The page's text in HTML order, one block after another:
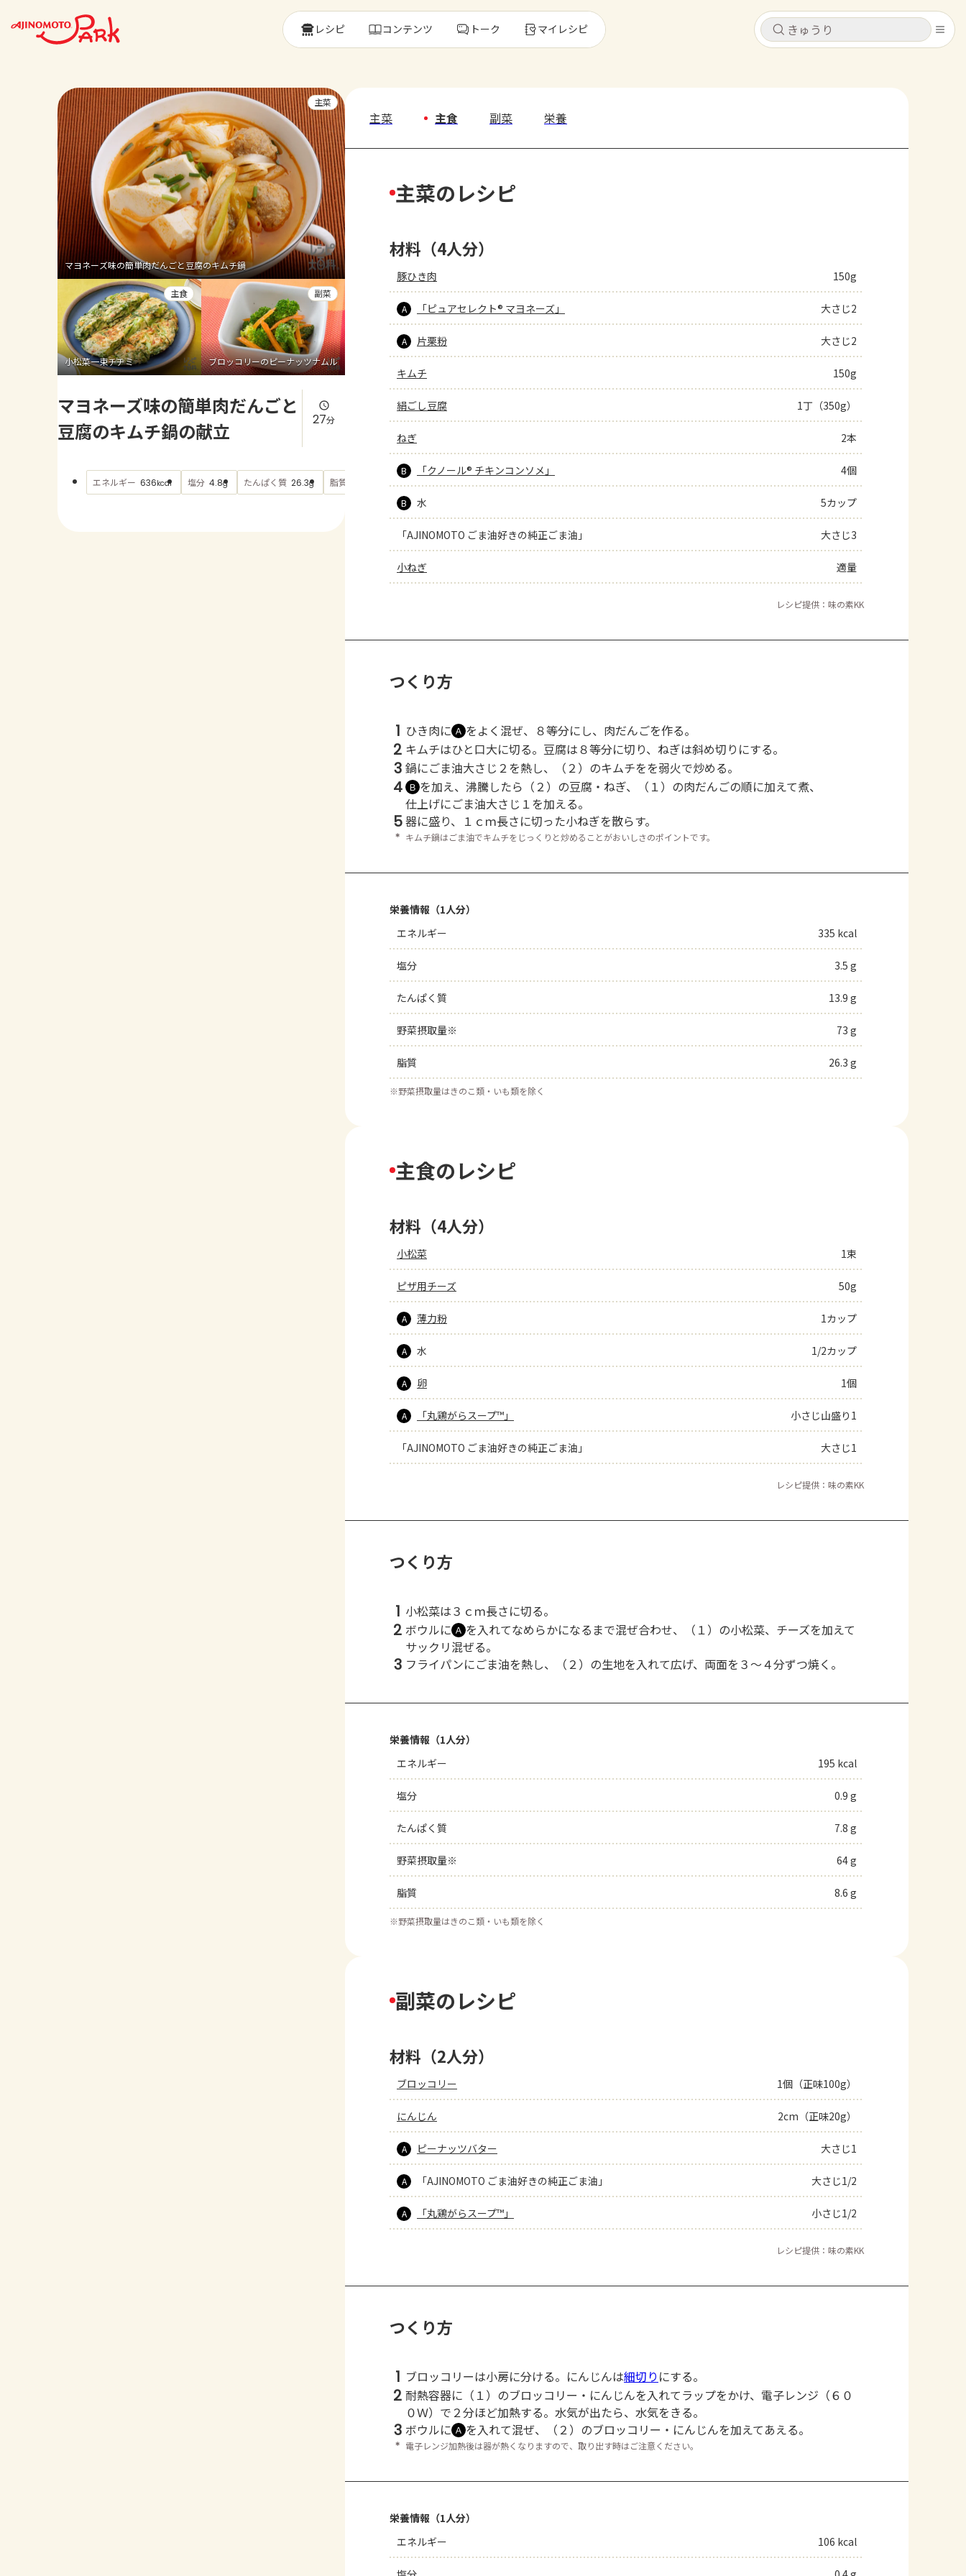
キャンセル
よくあるお問い合わせ
お買い物
キャンセル
レシピ コンテンツ トーク マイレシピ
マヨネーズ味の簡単肉だんごと豆腐のキムチ鍋
主菜
小松菜一束チヂミ
主食
ブロッコリーのピーナッツナムル
副菜
マヨネーズ味の簡単肉だんごと
豆腐のキムチ鍋の献立
27分
エネルギー 636kcal 塩分 4.8g たんぱく質 26.3g 脂質 もっと見る
主菜 主食 副菜 栄養
主菜のレシピ
材料（4人分）
豚ひき肉 150g
A 「ピュアセレクト® マヨネーズ」 大さじ2
A 片栗粉 大さじ2
キムチ 150g
絹ごし豆腐 1丁（350g）
ねぎ 2本
B 「クノール® チキンコンソメ」 4個
B 水 5カップ
「AJINOMOTO ごま油好きの純正ごま油」 大さじ3
小ねぎ 適量
レシピ提供：味の素KK
つくり方
1 ひき肉に Ａ をよく混ぜ、８等分にし、肉だんごを作る。
2 キムチはひと口大に切る。豆腐は８等分に切り、ねぎは斜め切りにする。
3 鍋にごま油大さじ２を熱し、（２）のキムチをを弱火で炒める。
4 Ｂ を加え、沸騰したら（２）の豆腐・ねぎ、（１）の肉だんごの順に加えて煮、
仕上げにごま油大さじ１を加える。
5器に盛り、１ｃｍ長さに切った小ねぎを散らす。
＊ キムチ鍋はごま油でキムチをじっくりと炒めることがおいしさのポイントです。
栄養情報（1人分）
エネルギー
335 kcal
塩分 3.5 g
たんぱく質 13.9 g
野菜摂取量※ 73 g
脂質 26.3 g
※野菜摂取量はきのこ類・いも類を除く
主食のレシピ
材料（4人分）
小松菜 1束
ピザ用チーズ 50g
A 薄力粉 1カップ
A 水 1/2カップ
A 卵 1個
A 「丸鶏がらスープ™」 小さじ山盛り1
「AJINOMOTO ごま油好きの純正ごま油」 大さじ1
レシピ提供：味の素KK
つくり方
1 小松菜は３ｃｍ長さに切る。
2 ボウルに Ａ を入れてなめらかになるまで混ぜ合わせ、（１）の小松菜、チーズを加えて
サックリ混ぜる。
3 フライパンにごま油を熱し、（２）の生地を入れて広げ、両面を３～４分ずつ焼く。
栄養情報（1人分）
エネルギー
195 kcal
塩分 0.9 g
たんぱく質 7.8 g
野菜摂取量※ 64 g
脂質 8.6 g
※野菜摂取量はきのこ類・いも類を除く
副菜のレシピ
材料（2人分）
ブロッコリー 1個（正味100g）
にんじん 2cm（正味20g）
A ピーナッツバター 大さじ1
A 「AJINOMOTO ごま油好きの純正ごま油」 大さじ1/2
A 「丸鶏がらスープ™」 小さじ1/2
レシピ提供：味の素KK
つくり方
1 ブロッコリーは小房に分ける。にんじんは細切り にする。
2 耐熱容器に（１）のブロッコリー・にんじんを入れてラップをかけ、電子レンジ（６０
０Ｗ）で２分ほど加熱する。水気が出たら、水気をきる。
3 ボウルに Ａ を入れて混ぜ、（２）のブロッコリー・にんじんを加えてあえる。
＊ 電子レンジ加熱後は器が熱くなりますので、取り出す時はご注意ください。
栄養情報（1人分）
エネルギー
106 kcal